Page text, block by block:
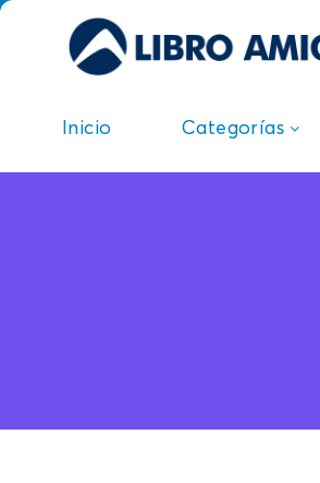
Inicio Categorías